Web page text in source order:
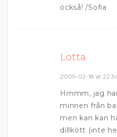
också! /Sofia
Lotta
2009-02-18 at
Hmmm, jag
minnen från
men kan kan
dillkött (inte